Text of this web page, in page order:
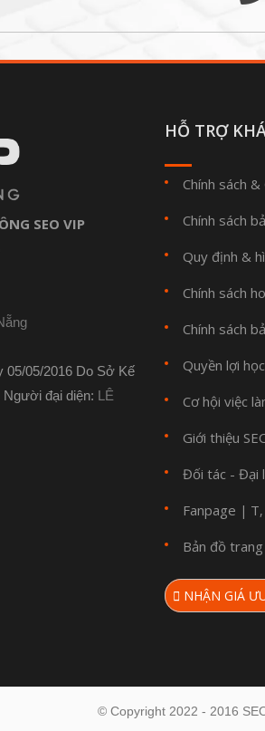
SEO VIP
05/05/2016 Do Sở Kế
đại diện: LÊ
HỖ TRỢ
Chính sách
Chính sách
Quy định &
Chính sách
Chính sách
Quyền lợi
Cơ hội việc
Giới thiệu
Đối tác - Đại
Fanpage | T,
Bản đồ
NHẬN GIÁ
© Copyright 2022 - 2016